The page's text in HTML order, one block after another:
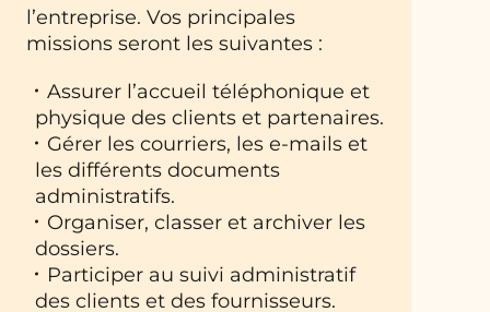
l’entreprise. Vos principales
missions seront les suivantes :
Assurer l’accueil téléphonique et
physique des clients et partenaires.
Gérer les courriers, les e-mails et
les différents documents
administratifs.
Organiser, classer et archiver les
dossiers.
Participer au suivi administratif
des clients et des fournisseurs.